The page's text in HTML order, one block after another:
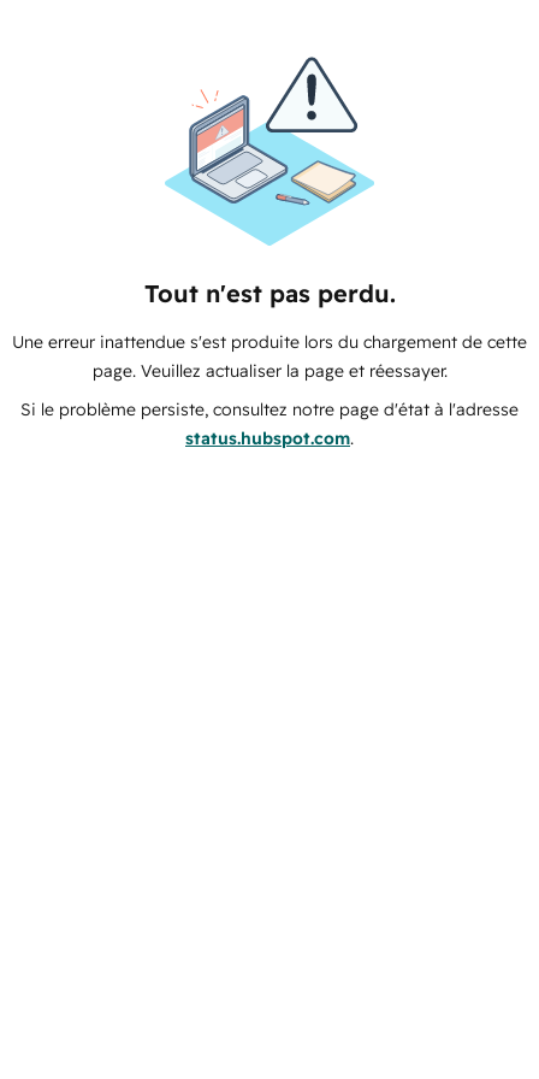
Tout n'est pas perdu.
Une erreur inattendue s'est produite lors du chargement de cette
page. Veuillez actualiser la page et réessayer.
Si le problème persiste, consultez notre page d'état à l'adresse
status.hubspot.com.